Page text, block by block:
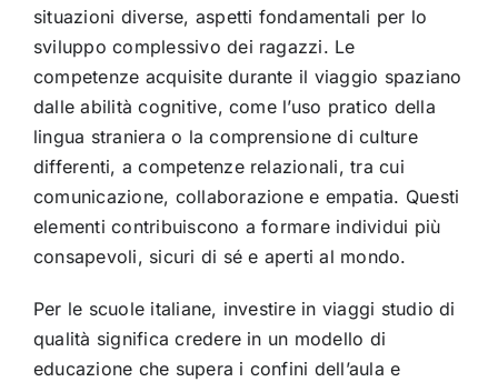
situazioni diverse, aspetti fondamentali per lo
sviluppo complessivo dei ragazzi. Le
competenze acquisite durante il viaggio spaziano
dalle abilità cognitive, come l’uso pratico della
lingua straniera o la comprensione di culture
differenti, a competenze relazionali, tra cui
comunicazione, collaborazione e empatia. Questi
elementi contribuiscono a formare individui più
consapevoli, sicuri di sé e aperti al mondo.
Per le scuole italiane, investire in viaggi studio di
qualità significa credere in un modello di
educazione che supera i confini dell’aula e